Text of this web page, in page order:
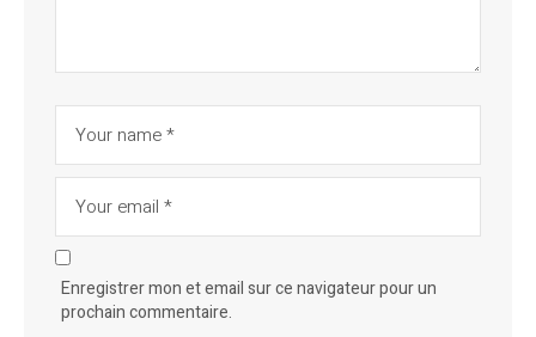
Enregistrer mon et email sur ce navigateur pour un
prochain commentaire.